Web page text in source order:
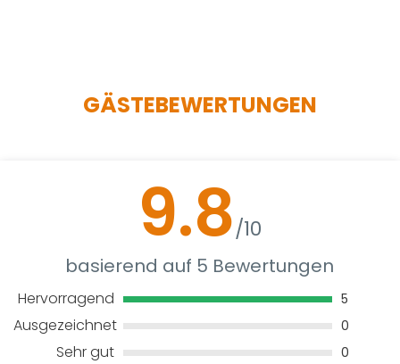
GÄSTEBEWERTUNGEN
9.8/10
basierend auf 5 Bewertungen
Hervorragend 5
Ausgezeichnet 0
Sehr gut 0